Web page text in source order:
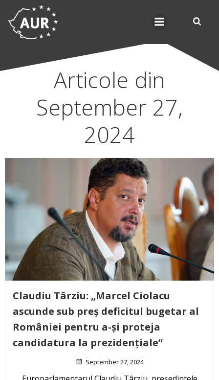
Articole din
September 27,
2024
Claudiu Târziu: „Marcel Ciolacu
ascunde sub preș deficitul bugetar al
României pentru a-și proteja
candidatura la prezidențiale”
September 27, 2024